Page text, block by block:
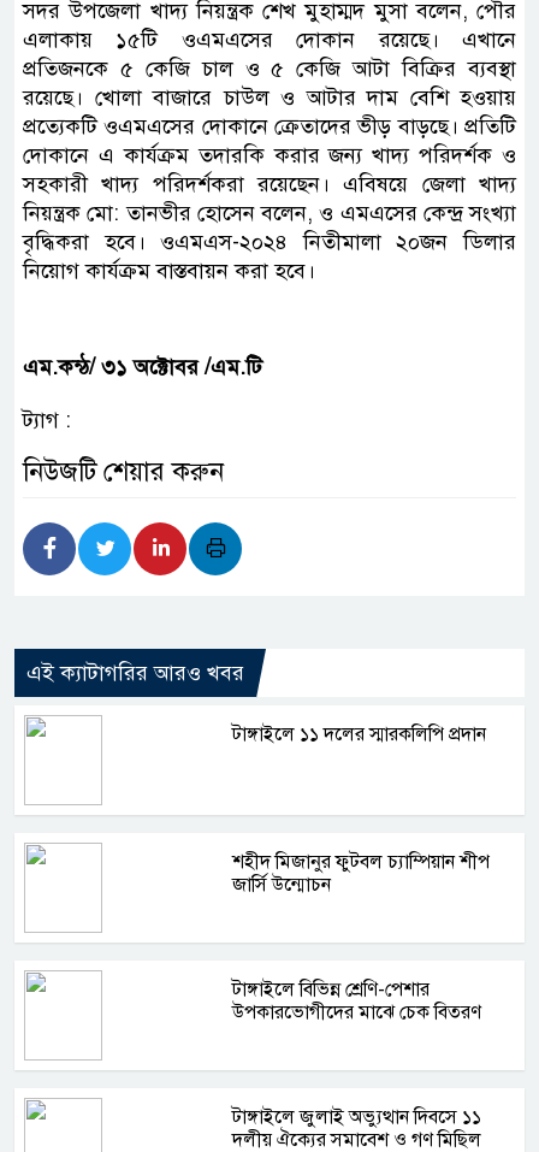
সদর উপজেলা খাদ্য নিয়ন্ত্রক শেখ মুহাম্মদ মুসা বলেন, পৌর
এলাকায় ১৫টি ওএমএসের দোকান রয়েছে। এখানে
প্রতিজনকে ৫ কেজি চাল ও ৫ কেজি আটা বিক্রির ব্যবস্থা
রয়েছে। খোলা বাজারে চাউল ও আটার দাম বেশি হওয়ায়
প্রত্যেকটি ওএমএসের দোকানে ক্রেতাদের ভীড় বাড়ছে। প্রতিটি
দোকানে এ কার্যক্রম তদারকি করার জন্য খাদ্য পরিদর্শক ও
সহকারী খাদ্য পরিদর্শকরা রয়েছেন। এবিষয়ে জেলা খাদ্য
নিয়ন্ত্রক মো: তানভীর হোসেন বলেন, ও এমএসের কেন্দ্র সংখ্যা
বৃদ্ধিকরা হবে। ওএমএস-২০২৪ নিতীমালা ২০জন ডিলার
নিয়োগ কার্যক্রম বাস্তবায়ন করা হবে।
এম.কন্ঠ/ ৩১ অক্টোবর /এম.টি
ট্যাগ :
নিউজটি শেয়ার করুন
এই ক্যাটাগরির আরও খবর
টাঙ্গাইলে ১১ দলের স্মারকলিপি প্রদান
শহীদ মিজানুর ফুটবল চ্যাম্পিয়ান শীপ
জার্সি উন্মোচন
টাঙ্গাইলে বিভিন্ন শ্রেণি-পেশার
উপকারভোগীদের মাঝে চেক বিতরণ
টাঙ্গাইলে জুলাই অভ্যুত্থান দিবসে ১১
দলীয় ঐক্যের সমাবেশ ও গণ মিছিল